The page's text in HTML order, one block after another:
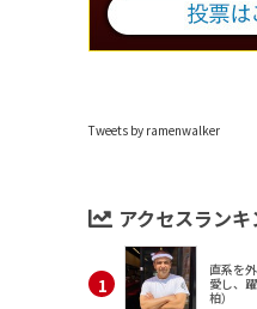
Tweets by ramenwalker
アクセスラン
直系を
愛し、
柏）